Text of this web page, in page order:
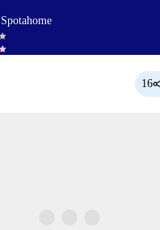
16